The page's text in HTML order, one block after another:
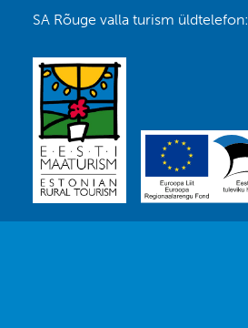
SA Rõuge valla turism üldtelefon: